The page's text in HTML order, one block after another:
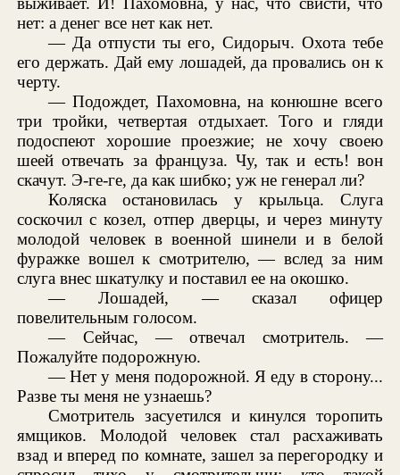
нет: а денег все нет как нет.
— Да отпусти ты его, Сидорыч. Охота тебе
его держать. Дай ему лошадей, да провались он к
черту.
— Подождет, Пахомовна, на конюшне всего
три тройки, четвертая отдыхает. Того и гляди
подоспеют хорошие проезжие; не хочу своею
шеей отвечать за француза. Чу, так и есть! вон
скачут. Э-ге-ге, да как шибко; уж не генерал ли?
Коляска остановилась у крыльца. Слуга
соскочил с козел, отпер дверцы, и через минуту
молодой человек в военной шинели и в белой
фуражке вошел к смотрителю, — вслед за ним
слуга внес шкатулку и поставил ее на окошко.
— Лошадей, — сказал офицер
повелительным голосом.
— Сейчас, — отвечал смотритель. —
Пожалуйте подорожную.
— Нет у меня подорожной. Я еду в сторону...
Разве ты меня не узнаешь?
Смотритель засуетился и кинулся торопить
ямщиков. Молодой человек стал расхаживать
взад и вперед по комнате, зашел за перегородку и